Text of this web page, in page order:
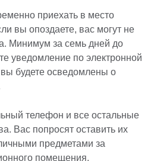
приехать в место
вы опоздаете, вас могут не
Минимум за семь дней до
уведомление по электронной
будете осведомлены о
телефон и все остальные
Вас попросят оставить их
предметами за
помещения.